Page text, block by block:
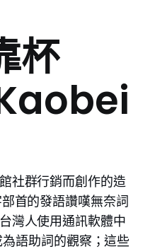
杯
社群行銷而創作的造
首的發語讚嘆無奈詞
灣人使用通訊軟體中
語助詞的觀察；這些